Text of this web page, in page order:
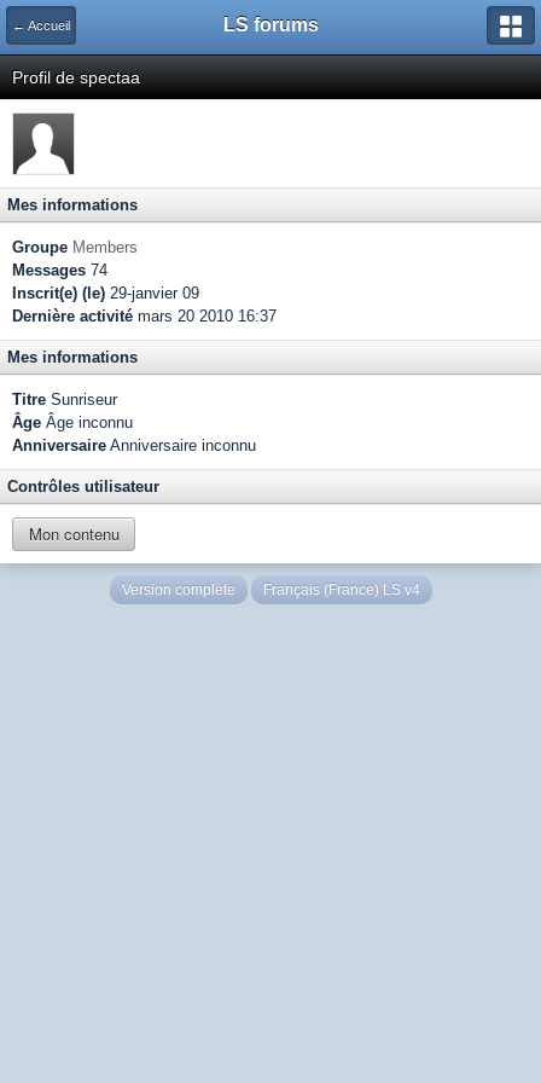
← Accueil LS forums
Profil de spectaa
Mes informations
Groupe Members
Messages 74
Inscrit(e) (le) 29-janvier 09
Dernière activité mars 20 2010 16:37
Mes informations
Titre Sunriseur
Âge Âge inconnu
Anniversaire Anniversaire inconnu
Contrôles utilisateur
Mon contenu
Version complète Français (France) LS v4